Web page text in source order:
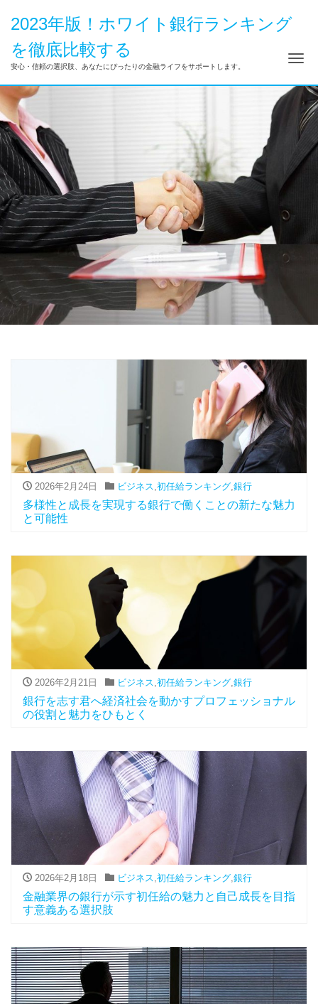
2023年版！ホワイト銀行ランキング
を徹底比較する
安心・信頼の選択肢、あなたにぴったりの金融ライフをサポートします。 ナ
2026年2月24日 ビジネス,初任給ランキング,銀行
多様性と成長を実現する銀行で働くことの新たな魅力
と可能性
2026年2月21日 ビジネス 初任給ランキング, 銀行
銀行を志す君へ経済社会を動かすプロフェッショナル
の役割と魅力をひもとく
2026年2月18日 ビジネス,初任給ランキング,銀行
金融業界の銀行が示す初任給の魅力と自己成長を目指
す意義ある選択肢